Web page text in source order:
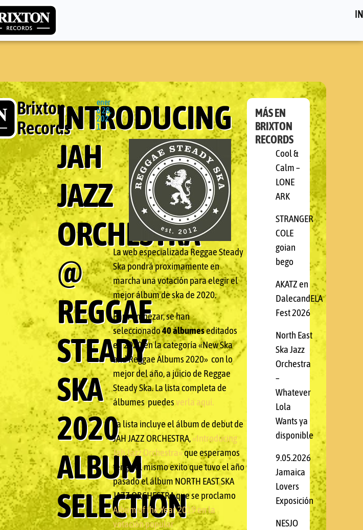
Brixton
RecordsINTRODUCING
JAH
JAZZ
ORCHESTRA
@
REGGAE
STEADY
SKA
2020
ALBUM
SELECTION
ener
o 28,
202
1
La web especializada Reggae Steady
Ska pondrá proximamente en
marcha una votación para elegir el
mejor álbum de ska de 2020.
Para empezar, se han
seleccionado40 álbumeseditados
en 2020 en la categoría «New Ska
and Reggae Albums 2020» con lo
mejor del año, a juicio de Reggae
Steady Ska. La lista completa de
álbumes puedesverla aquí.
La lista incluye el álbum de debut de
JAH JAZZ ORCHESTRA,«Introducing
Jah Jazz Orchestra»que esperamos
tenga el mismo exito que tuvo el año
pasado el álbum NORTH EAST SKA
JAZZ ORCHESTRA que se proclamo
Album of the Year 2019 en la
votación popular
MÁS EN
BRIXTON
RECORDS
Cool &
Calm –
LONE
ARK
STRANGER
COLE
goian
bego
AKATZ en
DalecandELA
Fest 2026
North East
Ska Jazz
Orchestra
–
Whatever
Lola
Wants ya
disponible
9.05.2026
Jamaica
Lovers
Exposición
NESJO